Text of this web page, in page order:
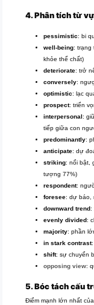
4. Phân tích từ
pessimistic: bi
well-being: trạng
khỏe thể chất)
deteriorate: trở
conversely:
optimistic: lạc
prospect: triển
interpersonal:
tiếp giữa con
predominantly:
anticipate: dự
striking: nổi bật,
tượng 77%)
respondent:
foresee: dự báo,
downward trend:
evenly divided:
majority: phần
in stark contrast
shift: sự chuyển
opposing view:
5. Bóc tách cấu
Điểm mạnh lớn nhất